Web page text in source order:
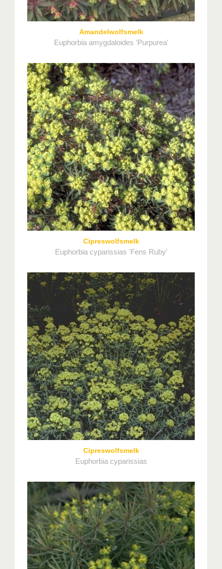
Amandelwolfsmelk
Euphorbia amygdaloides 'Purpurea'
Cipreswolfsmelk
Euphorbia cyparissias 'Fens Ruby'
Cipreswolfsmelk
Euphorbia cyparissias